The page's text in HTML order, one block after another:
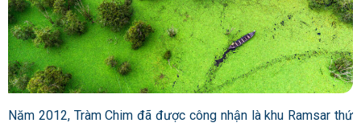
Năm 2012, Tràm Chim đã được công nhận là khu Ramsar thứ